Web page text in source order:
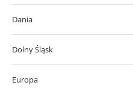
Dania
Dolny Śląsk
Europa